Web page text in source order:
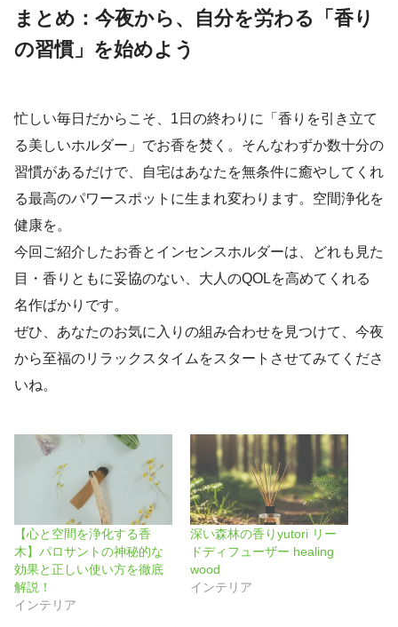
まとめ：今夜から、自分を労わる「香り
の習慣」を始めよう
忙しい毎日だからこそ、1日の終わりに「香りを引き立て
る美しいホルダー」でお香を焚く。そんなわずか数十分の
習慣があるだけで、自宅はあなたを無条件に癒やしてくれ
る最高のパワースポットに生まれ変わります。空間浄化を
健康を。
今回ご紹介したお香とインセンスホルダーは、どれも見た
目・香りともに妥協のない、大人のQOLを高めてくれる
名作ばかりです。
ぜひ、あなたのお気に入りの組み合わせを見つけて、今夜
から至福のリラックスタイムをスタートさせてみてくださ
いね。
【心と空間を浄化する香
木】パロサントの神秘的な
効果と正しい使い方を徹底
解説！
インテリア
深い森林の香りyutori リー
ドディフューザー healing
wood
インテリア